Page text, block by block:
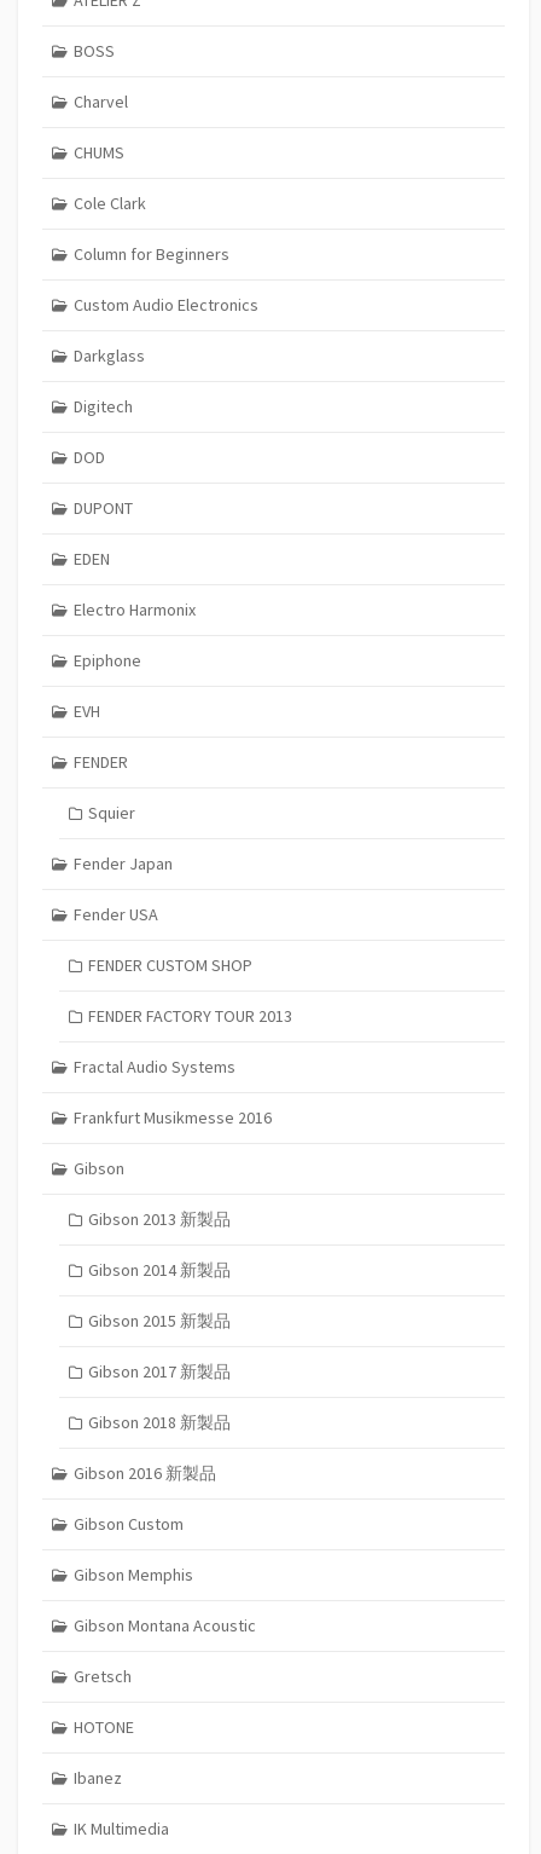
BOSS
Charvel
CHUMS
Cole Clark
Column for Beginners
Custom Audio Electronics
Darkglass
Digitech
DOD
DUPONT
EDEN
Electro Harmonix
Epiphone
EVH
FENDER
Squier
Fender Japan
Fender USA
FENDER CUSTOM SHOP
FENDER FACTORY TOUR 2013
Fractal Audio Systems
Frankfurt Musikmesse 2016
Gibson
Gibson 2013 新製品
Gibson 2014 新製品
Gibson 2015 新製品
Gibson 2017 新製品
Gibson 2018 新製品
Gibson 2016 新製品
Gibson Custom
Gibson Memphis
Gibson Montana Acoustic
Gretsch
HOTONE
Ibanez
IK Multimedia